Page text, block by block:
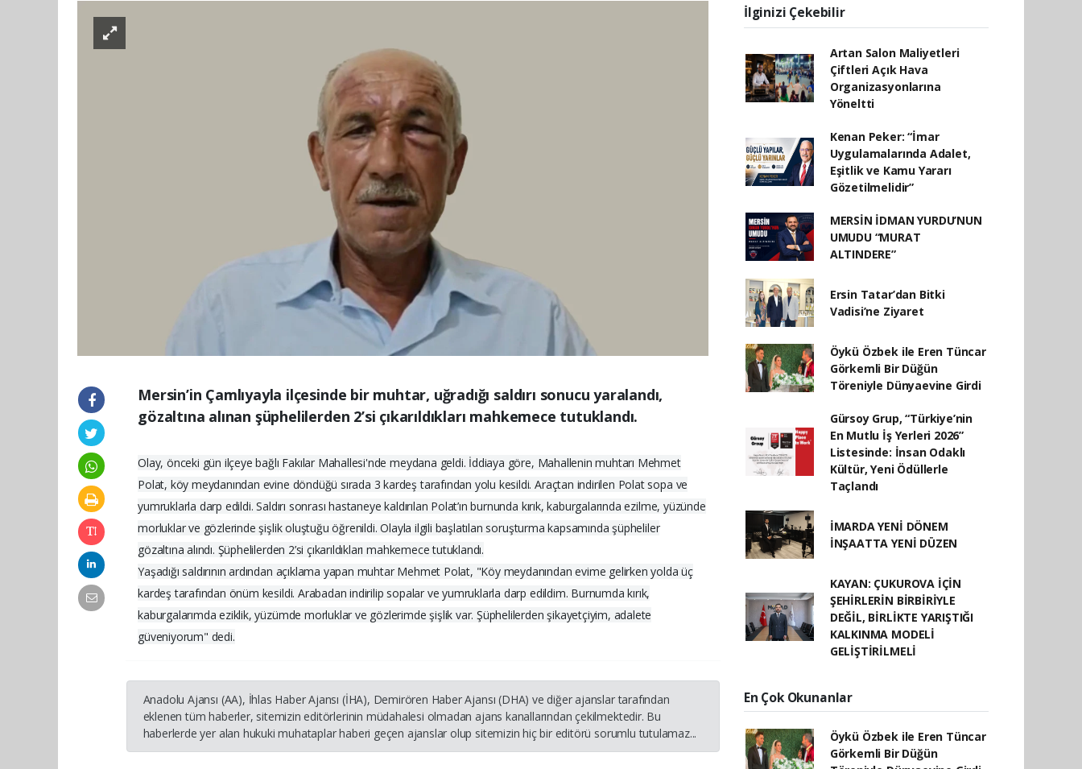
Mersin’in Çamlıyayla ilçesinde bir muhtar, uğradığı saldırı sonucu yaralandı,
gözaltına alınan şüphelilerden 2’si çıkarıldıkları mahkemece tutuklandı.
Olay, önceki gün ilçeye bağlı Fakılar Mahallesi'nde meydana geldi. İddiaya göre, Mahallenin muhtarı Mehmet
Polat, köy meydanından evine döndüğü sırada 3 kardeş tarafından yolu kesildi. Araçtan indirilen Polat sopa ve
yumruklarla darp edildi. Saldırı sonrası hastaneye kaldırılan Polat’ın burnunda kırık, kaburgalarında ezilme, yüzünde
morluklar ve gözlerinde şişlik oluştuğu öğrenildi. Olayla ilgili başlatılan soruşturma kapsamında şüpheliler
gözaltına alındı. Şüphelilerden 2’si çıkarıldıkları mahkemece tutuklandı.
Yaşadığı saldırının ardından açıklama yapan muhtar Mehmet Polat, "Köy meydanından evime gelirken yolda üç
kardeş tarafından önüm kesildi. Arabadan indirilip sopalar ve yumruklarla darp edildim. Burnumda kırık,
kaburgalarımda eziklik, yüzümde morluklar ve gözlerimde şişlik var. Şüphelilerden şikayetçiyim, adalete
güveniyorum" dedi.
Anadolu Ajansı (AA), İhlas Haber Ajansı (İHA), Demirören Haber Ajansı (DHA) ve diğer ajanslar tarafından
eklenen tüm haberler, sitemizin editörlerinin müdahalesi olmadan ajans kanallarından çekilmektedir. Bu
haberlerde yer alan hukuki muhataplar haberi geçen ajanslar olup sitemizin hiç bir editörü sorumlu tutulamaz...
İlginizi Çekebilir
Artan Salon Maliyetleri
Çiftleri Açık Hava
Organizasyonlarına
Yöneltti
Kenan Peker: “İmar
Uygulamalarında Adalet,
Eşitlik ve Kamu Yararı
Gözetilmelidir”
MERSİN İDMAN YURDU’NUN
UMUDU “MURAT
ALTINDERE”
Ersin Tatar’dan Bitki
Vadisi’ne Ziyaret
Öykü Özbek ile Eren Tüncar
Görkemli Bir Düğün
Töreniyle Dünyaevine Girdi
Gürsoy Grup, “Türkiye’nin
En Mutlu İş Yerleri 2026”
Listesinde: İnsan Odaklı
Kültür, Yeni Ödüllerle
Taçlandı
İMARDA YENİ DÖNEM
İNŞAATTA YENİ DÜZEN
KAYAN: ÇUKUROVA İÇİN
ŞEHİRLERİN BİRBİRİYLE
DEĞİL, BİRLİKTE YARIŞTIĞI
KALKINMA MODELİ
GELİŞTİRİLMELİ
En Çok Okunanlar
Öykü Özbek ile Eren Tüncar
Görkemli Bir Düğün